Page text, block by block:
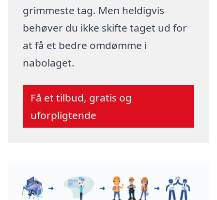
grimmeste tag. Men heldigvis
behøver du ikke skifte taget ud for
at få et bedre omdømme i
nabolaget.
Få et tilbud, gratis og
uforpligtende